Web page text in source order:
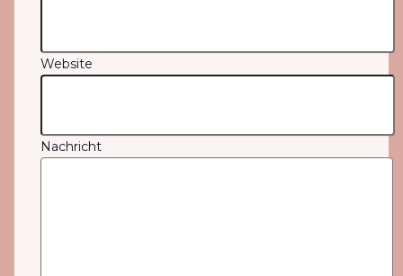
Website
Nachricht